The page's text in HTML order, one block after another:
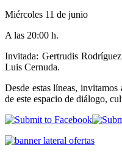
Miércoles 11 de junio
A las 20:00 h.
Invitada: Gertrudis
Luis Cernuda.
Desde estas líneas,
de este espacio de diálogo,